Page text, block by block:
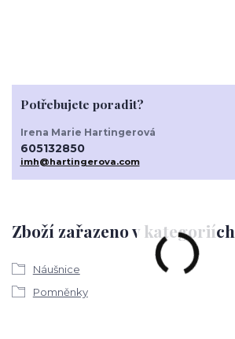
Zboží zařazeno v kategoriích
Náušnice
Pomněnky
Potřebujete poradit?
Irena Marie Hartingerová
605132850
imh@hartingerova.com